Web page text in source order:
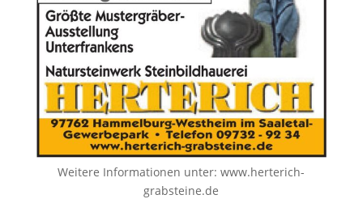
Weitere Informationen unter:www.herterich-
grabsteine.de